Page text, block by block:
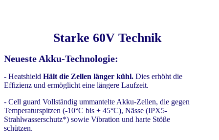
Starke 60V Technik
Neueste Akku-Technologie:
- Heatshield Hält die Zellen länger kühl. Dies erhöht die
Effizienz und ermöglicht eine längere Laufzeit.
- Cell guard Vollständig ummantelte Akku-Zellen, die gegen
Temperaturspitzen (-10°C bis + 45°C), Nässe (IPX5-
Strahlwasserschutz*) sowie Vibration und harte Stöße
schützen.